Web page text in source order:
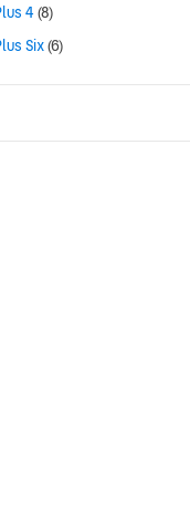
4 (8)
Six(6)